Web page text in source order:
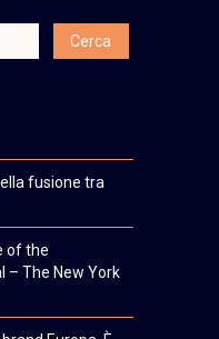
fusione tra
of the
– The New York